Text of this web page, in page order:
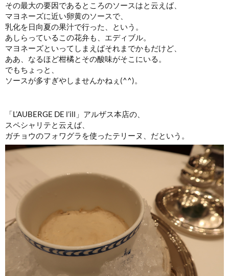
その最大の要因であるところのソースはと云えば、
マヨネーズに近い卵黄のソースで、
乳化を日向夏の果汁で行った、という。
あしらっているこの花弁も、エディブル。
マヨネーズといってしまえばそれまでかもだけど、
ああ、なるほど柑橘とその酸味がそこにいる。
でもちょっと、
ソースが多すぎやしませんかねぇ(^^)。
「L’AUBERGE DE l’ill」アルザス本店の、
スペシャリテと云えば、
ガチョウのフォワグラを使ったテリーヌ、だという。